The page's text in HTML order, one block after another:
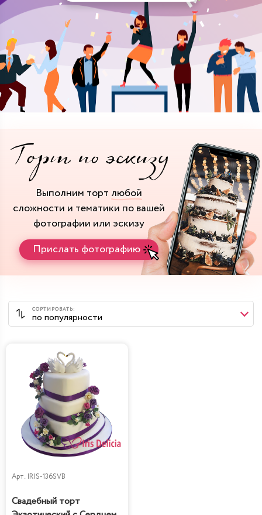
Выполним торт любой
сложности и тематики по вашей
фотографии или эскизу
Прислать фотографию
Арт. IRIS-136SVB
Свадебный торт